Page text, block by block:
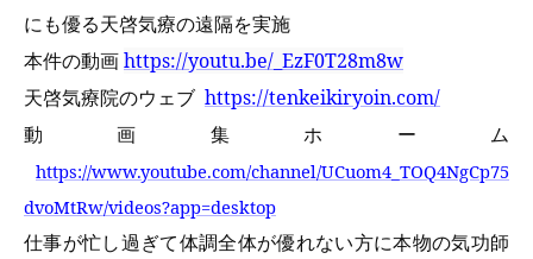
にも優る天啓気療の遠隔を実施
本件の動画https://youtu.be/_EzF0T28m8w
天啓気療院のウェブ https://tenkeikiryoin.com/
動画集ホーム
https://www.youtube.com/channel/UCuom4_TOQ4NgCp75
dvoMtRw/videos?app=desktop
仕事が忙し過ぎて体調全体が優れない方に本物の気功師